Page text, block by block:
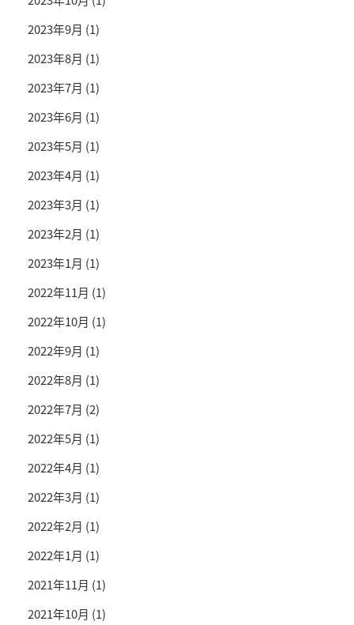
2023年9月 (1)
2023年8月 (1)
2023年7月 (1)
2023年6月 (1)
2023年5月 (1)
2023年4月 (1)
2023年3月 (1)
2023年2月 (1)
2023年1月 (1)
2022年11月 (1)
2022年10月 (1)
2022年9月 (1)
2022年8月 (1)
2022年7月 (2)
2022年5月 (1)
2022年4月 (1)
2022年3月 (1)
2022年2月 (1)
2022年1月 (1)
2021年11月 (1)
2021年10月 (1)